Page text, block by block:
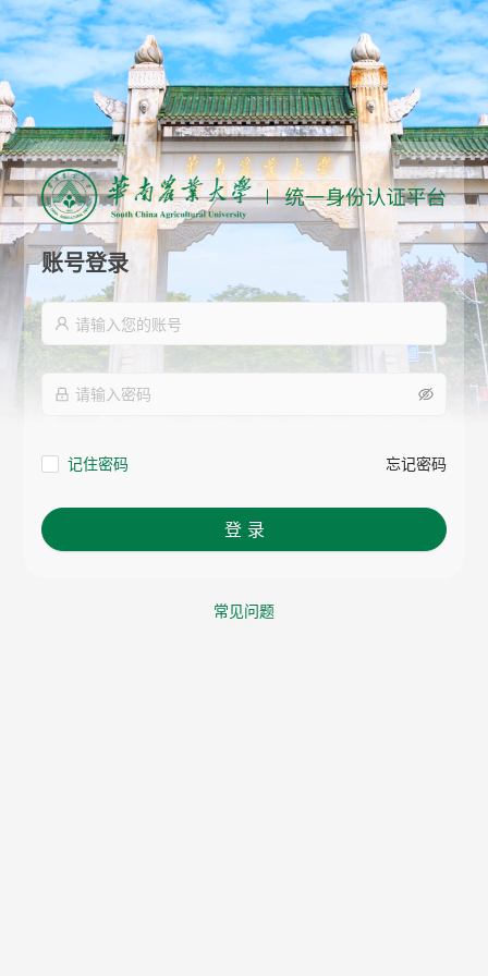
账号登录
记住密码 忘记密码
登 录
常见问题